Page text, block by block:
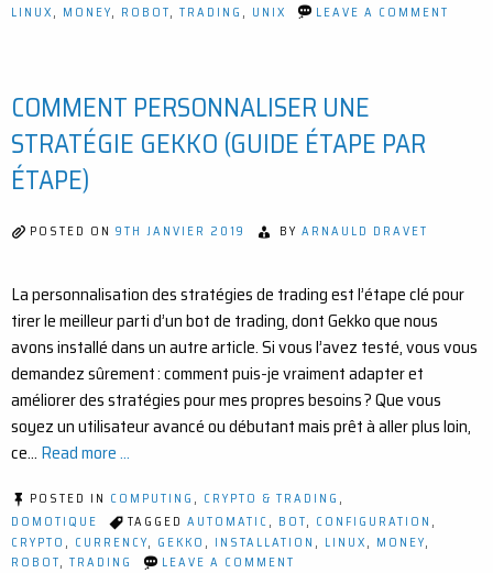
LINUX, MONEY, ROBOT, TRADING , UNIX LEAVE A COMMENT
COMMENT PERSONNALISER UNE
STRATÉGIE GEKKO (GUIDE ÉTAPE PAR
ÉTAPE)
POSTED ON 9TH JANVIER 2019 BY ARNAULD DRAVET
La personnalisation des stratégies de trading est l’étape clé pour
tirer le meilleur parti d’un bot de trading, dont Gekko que nous
avons installé dans un autre article. Si vous l’avez testé, vous vous
demandez sûrement : comment puis-je vraiment adapter et
améliorer des stratégies pour mes propres besoins ? Que vous
soyez un utilisateur avancé ou débutant mais prêt à aller plus loin,
ce… Read more ...
POSTED IN COMPUTING , CRYPTO & TRADING ,
DOMOTIQUE
TAGGED AUTOMATIC, BOT, CONFIGURATION ,
CRYPTO , CURRENCY, GEKKO , INSTALLATION , LINUX, MONEY,
ROBOT, TRADING LEAVE A COMMENT